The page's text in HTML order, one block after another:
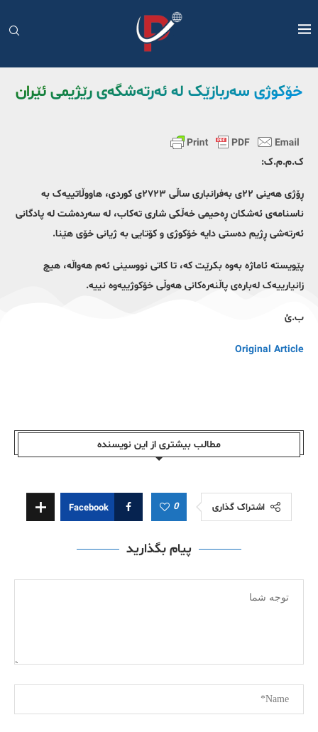
خۆکوژی سەربازێک لە ئەرتەشگەی رێژیمی ئێران
ک.م.م.ک:
ڕۆژی هەینی ٢٢ی بەفرانباری ساڵی ٢٧٢٣ی کوردی، هاووڵاتییەک بە
ناسنامەی ئەشکان ڕەحیمی خەڵکی شاری تەکاب، لە سەردەشت لە پادگانی
ئەرتەشی ڕژیم دەستی دایە خۆکوژی و کۆتایی بە ژیانی خۆی هێنا.
پێویستە ئاماژە بەوە بکرێت کە، تا کاتی نووسینی ئەم هەواڵە، هیچ
زانیارییەک لەبارەی پاڵنەرەکانی هەوڵی خۆکوژییەوە نییە.
ب.ئ
Original Article
مطالب بیشتری از این نویسندە
اشتراک گذاری 0
Facebook
پیام بگذارید